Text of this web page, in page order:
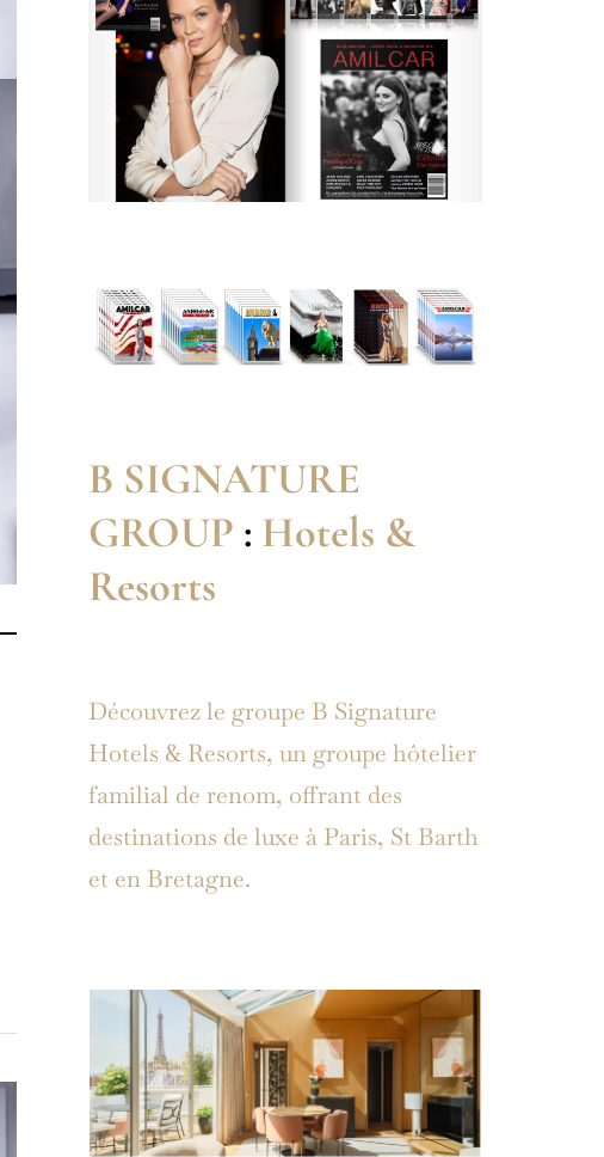
B SIGNATURE
GROUP : Hotels &
Resorts
Découvrez le groupe B Signature
Hotels & Resorts, un groupe hôtelier
familial de renom, offrant des
destinations de luxe à Paris, St Barth
et en Bretagne.